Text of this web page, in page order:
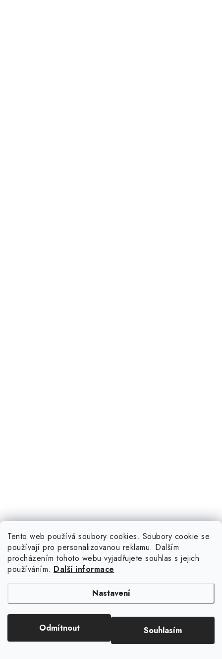
Tento web používá soubory cookies. Soubory cookie se
používají pro personalizovanou reklamu. Dalším
procházením tohoto webu vyjadřujete souhlas s jejich
používáním. Další informace
Nastavení
Odmítnout Souhlasím
Sledujte nás na Instagramu
ZOBRAZIT PROFIL